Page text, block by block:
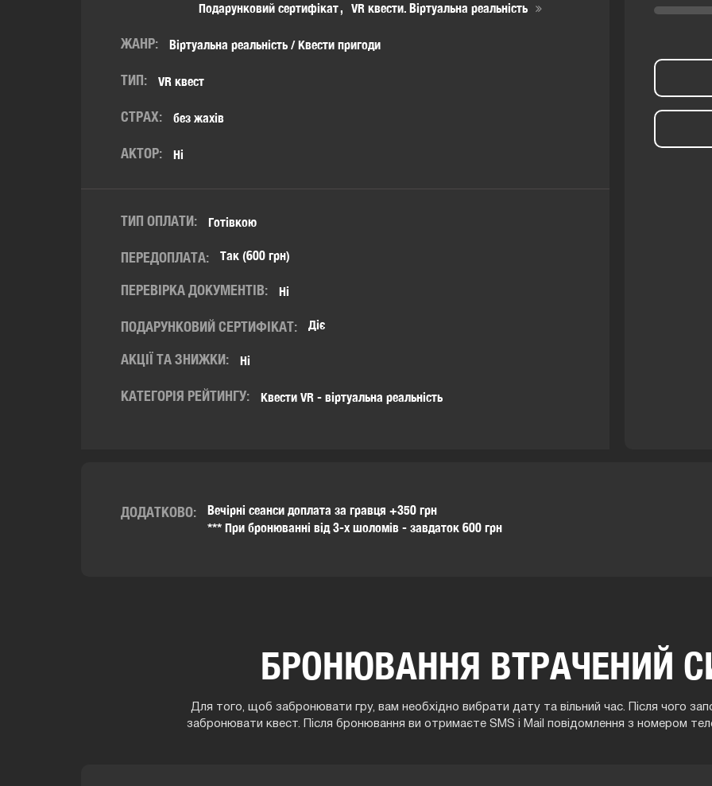
Подарунковий сертифікат
VR квести. Віртуальна реальність
ЖАНР: Віртуальна реальність / Квести пригоди
ТИП: VR квест
СТРАХ: без жахів
АКТОР: Ні
ТИП ОПЛАТИ: Готівкою
ПЕРЕДОПЛАТА: Так (600 грн)
ПЕРЕВІРКА ДОКУМЕНТІВ: Ні
ПОДАРУНКОВИЙ СЕРТИФІКАТ: Діє
АКЦІЇ ТА ЗНИЖКИ: Ні
КАТЕГОРІЯ РЕЙТИНГУ: Квести VR - віртуальна реальність
ДОДАТКОВО:
Вечірні сеанси доплата за гравця +350 грн
*** При бронюванні від 3-х шоломів - завдаток 600 грн
БРОНЮВАННЯ ВТРАЧЕНИЙ
Для того, щоб забронювати гру, вам необхідно вибрати дату та вільний час. Після чого
забронювати квест. Після бронювання ви отримаєте SMS і Mail повідомлення з номером